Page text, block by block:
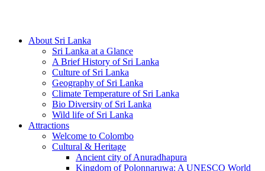
About Sri Lanka
Sri Lanka at a Glance
A Brief History of Sri Lanka
Culture of Sri Lanka
Geography of Sri Lanka
Climate Temperature of Sri Lanka
Bio Diversity of Sri Lanka
Wild life of Sri Lanka
Attractions
Welcome to Colombo
Cultural & Heritage
Ancient city of Anuradhapura
Kingdom of Polonnaruwa: A UNESCO World